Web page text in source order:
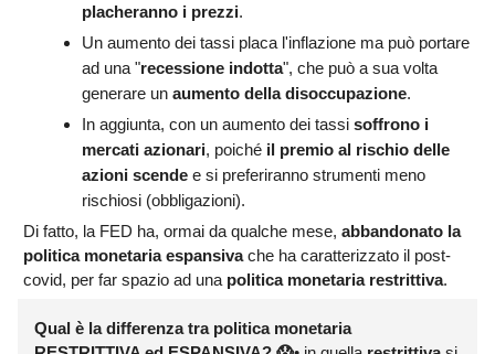
placheranno i prezzi.
Un aumento dei tassi placa l'inflazione ma può portare
ad una "recessione indotta", che può a sua volta
generare un aumento della disoccupazione.
In aggiunta, con un aumento dei tassi soffrono i
mercati azionari, poiché il premio al rischio delle
azioni scende e si preferiranno strumenti meno
rischiosi (obbligazioni).
Di fatto, la FED ha, ormai da qualche mese, abbandonato la
politica monetaria espansivache ha caratterizzato il post-
covid, per far spazio ad una politica monetaria restrittiva.
Qual è la differenza tra politica monetaria